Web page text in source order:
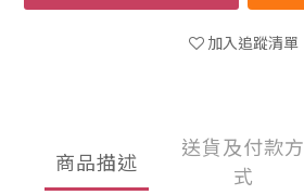
加入追蹤清單
商品描述
送貨及付款方
式